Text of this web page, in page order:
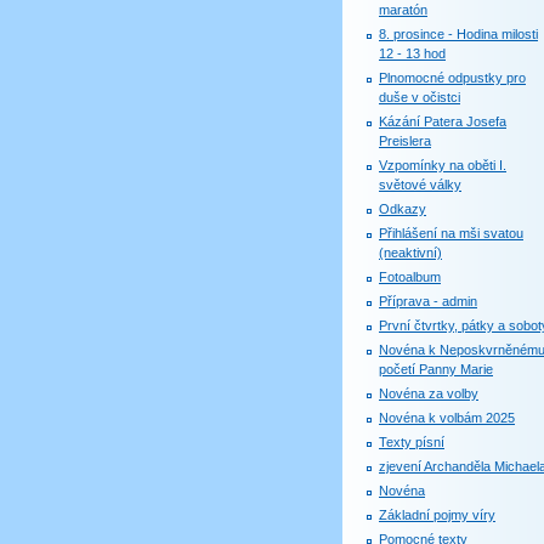
maratón
8. prosince - Hodina milosti
12 - 13 hod
Plnomocné odpustky pro
duše v očistci
Kázání Patera Josefa
Preislera
Vzpomínky na oběti I.
světové války
Odkazy
Přihlášení na mši svatou
(neaktivní)
Fotoalbum
Příprava - admin
První čtvrtky, pátky a
Novéna k Neposkvrněnému
početí Panny Marie
Novéna za volby
Novéna k volbám 2025
Texty písní
zjevení Archanděla
Novéna
Základní pojmy víry
Pomocné texty